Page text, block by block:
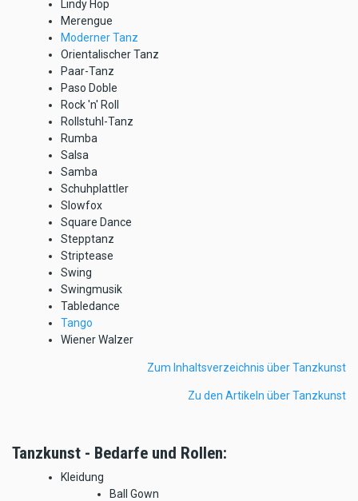
Lindy Hop
Merengue
Moderner Tanz
Orientalischer Tanz
Paar-Tanz
Paso Doble
Rock 'n' Roll
Rollstuhl-Tanz
Rumba
Salsa
Samba
Schuhplattler
Slowfox
Square Dance
Stepptanz
Striptease
Swing
Swingmusik
Tabledance
Tango
Wiener Walzer
Zum Inhaltsverzeichnis über Tanzkunst
Zu den Artikeln über Tanzkunst
Tanzkunst - Bedarfe und Rollen:
Kleidung
Ball Gown